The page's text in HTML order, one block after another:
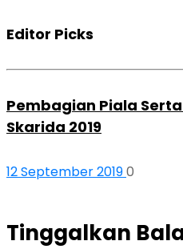
Editor Picks
Pembagian Piala
Skarida 2019
12 September 20190
Tinggalkan